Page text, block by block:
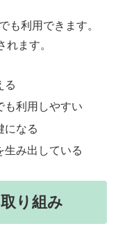
も利用できます。
ます。
る
も利用しやすい
になる
生み出している
り組み